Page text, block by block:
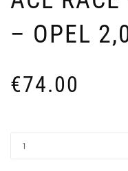
– OPEL
€74.00